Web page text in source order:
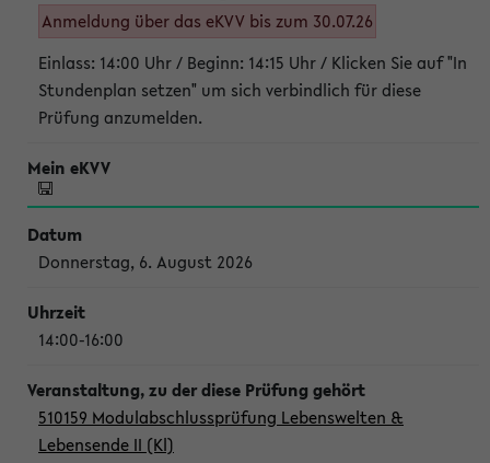
Anmeldung über das eKVV bis zum 30.07.26
Einlass: 14:00 Uhr / Beginn: 14:15 Uhr / Klicken Sie auf "In
Stundenplan setzen" um sich verbindlich für diese
Prüfung anzumelden.
Donnerstag, 6. August 2026
14:00-16:00
510159 Modulabschlussprüfung Lebenswelten &
Lebensende II (Kl)